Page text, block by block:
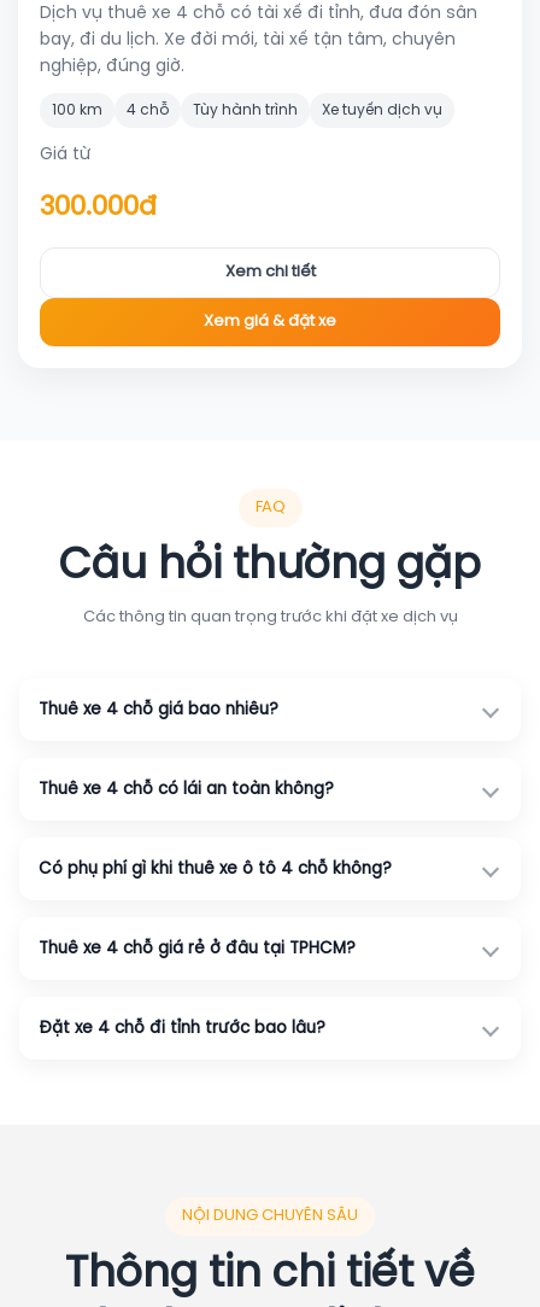
Dịch vụ thuê xe 4 chỗ có tài xế đi tỉnh, đưa đón sân
bay, đi du lịch. Xe đời mới, tài xế tận tâm, chuyên
nghiệp, đúng giờ.
100 km 4 chỗ Tùy hành trình Xe tuyến dịch vụ
Giá từ
300.000đ
Xem chi tiết
Xem giá & đặt xe
FAQ
Câu hỏi thường gặp
Các thông tin quan trọng trước khi đặt xe dịch vụ
Thuê xe 4 chỗ giá bao nhiêu?
Thuê xe 4 chỗ có lái an toàn không?
Có phụ phí gì khi thuê xe ô tô 4 chỗ không?
Thuê xe 4 chỗ giá rẻ ở đâu tại TPHCM?
Đặt xe 4 chỗ đi tỉnh trước bao lâu?
NỘI DUNG CHUYÊN SÂU
Thông tin chi tiết về